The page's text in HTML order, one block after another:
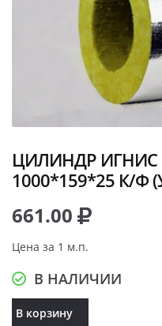
ЦИЛИНДР ИГНИС
1000*159*25 К/Ф
661.00
Цена за 1 м.п.
В НАЛИЧИИ
В корзину